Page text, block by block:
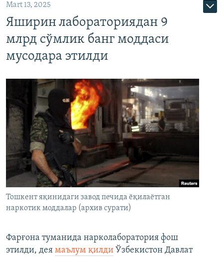
Mart 13, 2025
Яширин лабораториядан 9
млрд сўмлик банг моддаси
мусодара этилди
Тошкент яқинидаги завод печида ёқилаётган
наркотик моддалар (архив сурати)
Фарғона туманида нарколаборатория фош
этилди, дея маълум қилди Ўзбекистон Давлат